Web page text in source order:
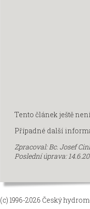
Tento článek ještě
Případné další
Zpracoval: Bc. Josef
Poslední úprava:
(c) 1996-2026 Český